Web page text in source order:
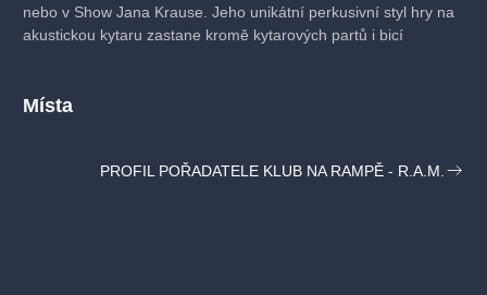
nebo v Show Jana Krause. Jeho unikátní perkusivní styl hry na
akustickou kytaru zastane kromě kytarových partů i bicí
zpěvačka Zuzana Mimrová je pak frontmanka olomoucké party
melodií, přes pop, soul až ke gospelu! Těšíme se na Vás!
Místa
PROFIL POŘADATELE KLUB NA RAMPĚ - R.A.M.